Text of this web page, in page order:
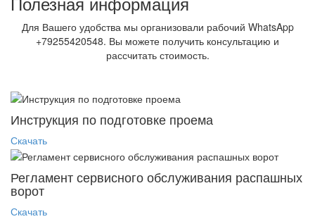
Для Вашего удобства мы организовали рабочий WhatsApp
+79255420548. Вы можете получить консультацию и
рассчитать стоимость.
Инструкция по подготовке проема
Скачать
Регламент сервисного обслуживания распашных
ворот
Скачать